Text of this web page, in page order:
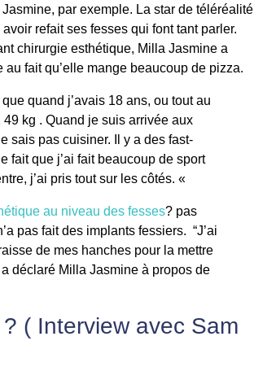
par exemple. La star de téléréalité
refait ses fesses qui font tant parler.
chirurgie esthétique, Milla Jasmine a
fait qu’elle mange beaucoup de pizza.
quand j’avais 18 ans, ou tout au
49 kg . Quand je suis arrivée aux
sais pas cuisiner. Il y a des fast-
fait que j’ai fait beaucoup de sport
j’ai pris tout sur les côtés. «
au niveau des fesses? pas
pas fait des implants fessiers. “J’ai
de mes hanches pour la mettre
déclaré Milla Jasmine à propos de
( Interview avec Sam